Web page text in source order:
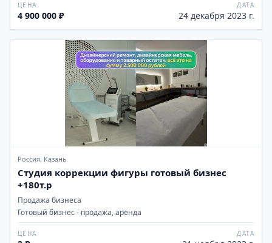
ЦЕНА
4 900 000 ₽
ДАТА
24 декабря 2023 г.
Россия, Казань
Студия коррекции фигуры готовый бизнес
+180т.р
Продажа бизнеса
Готовый бизнес - продажа, аренда
ЦЕНА ДАТА